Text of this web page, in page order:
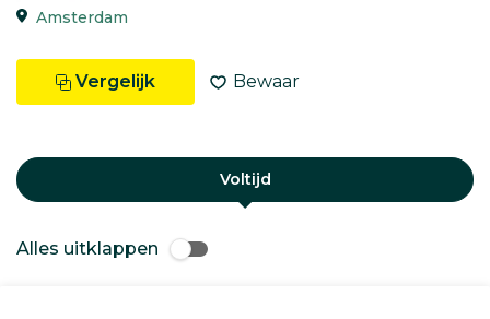
Amsterdam
Vergelijk Bewaar
Voltijd
Alles uitklappen